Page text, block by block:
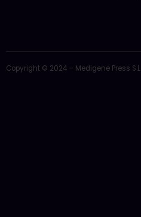
Copyright © 2024 – Medigene Press S.L